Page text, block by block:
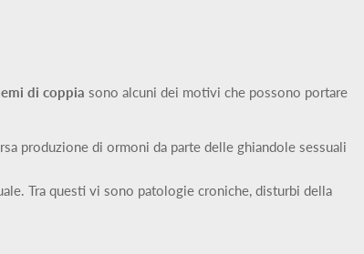
di coppia sono alcuni dei motivi che possono portare
produzione di ormoni da parte delle ghiandole sessuali
Tra questi vi sono patologie croniche, disturbi della